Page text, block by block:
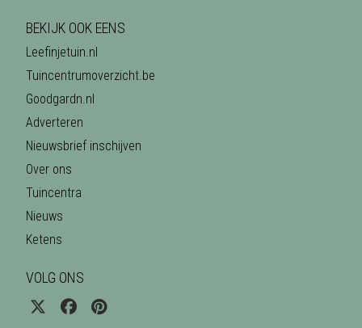
BEKIJK OOK EENS
Leefinjetuin.nl
Tuincentrumoverzicht.be
Goodgardn.nl
Adverteren
Nieuwsbrief inschijven
Over ons
Tuincentra
Nieuws
Ketens
VOLG ONS